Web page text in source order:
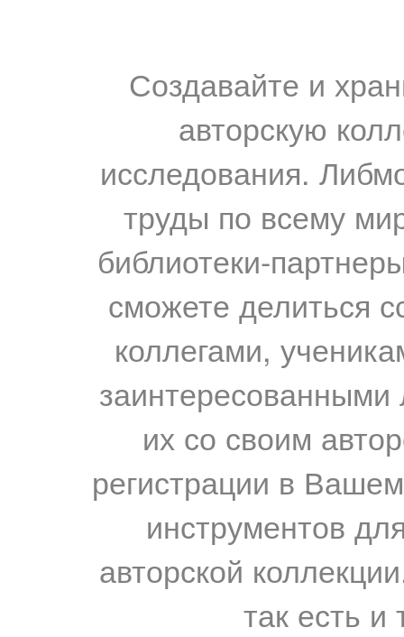
Создавайте и
авторскую
исследования.
труды по всему
библиотеки-
сможете делиться
коллегами,
их со своим
регистрации в
инструментов
авторской
так есть и